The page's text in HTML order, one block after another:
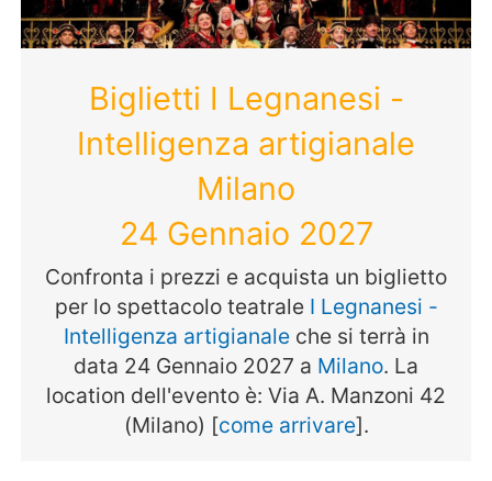
Biglietti I Legnanesi -
Intelligenza artigianale
Milano
24 Gennaio 2027
Confronta i prezzi e acquista un biglietto
per lo spettacolo teatrale I Legnanesi -
Intelligenza artigianaleche si terrà in
data 24 Gennaio 2027 a Milano. La
location dell'evento è: Via A. Manzoni 42
(Milano) [come arrivare].